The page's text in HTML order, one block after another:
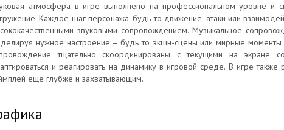
атмосфера в игре выполнено на профессиональном уровне и
Каждое шаг персонажа, будь то движение, атаки или
звуковыми сопровождением. Музыкальное
нужное настроение – будь то экшн-сцены или мирные моменты
тщательно скоординированы с текущими на экране
и реагировать на динамику в игровой среде. В игре
ещё глубже и захватывающим.